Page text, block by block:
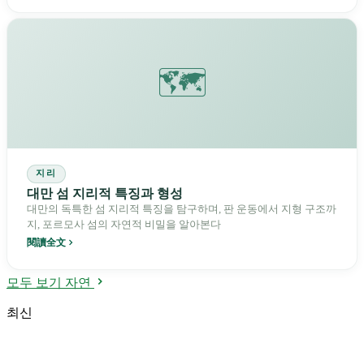
🗺️
지리
대만 섬 지리적 특징과 형성
대만의 독특한 섬 지리적 특징을 탐구하며, 판 운동에서 지형 구조까
지, 포르모사 섬의 자연적 비밀을 알아본다
閱讀全文
모두 보기 자연
최신